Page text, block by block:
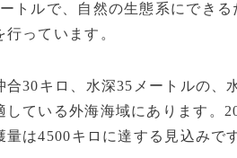
トルで、自然の生態系にでき
っています。
30キロ、水深35メートルの、
している外海海域にあります。
は4500キロに達する見込みで